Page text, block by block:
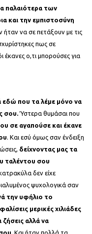
παλαιότερα των
και την εμπιστοσύνη
ήταν να σε πετάξουν με τις
πως σε
έκανες ο,τι μπορούσες για
εδώ που τα λέμε μόνο να
σου.Ύστερα θυμάσαι που
σε αγαπούσε και έκανε
. Και εσύ όμως σαν ένδειξη
δείχνοντας μας τα
ταλέντου σου
δεν είχε
ψυχολογικά σαν
την υφήλιο το
μερικές χιλιάδες
αλλά να
Και ήταν πολλά τα